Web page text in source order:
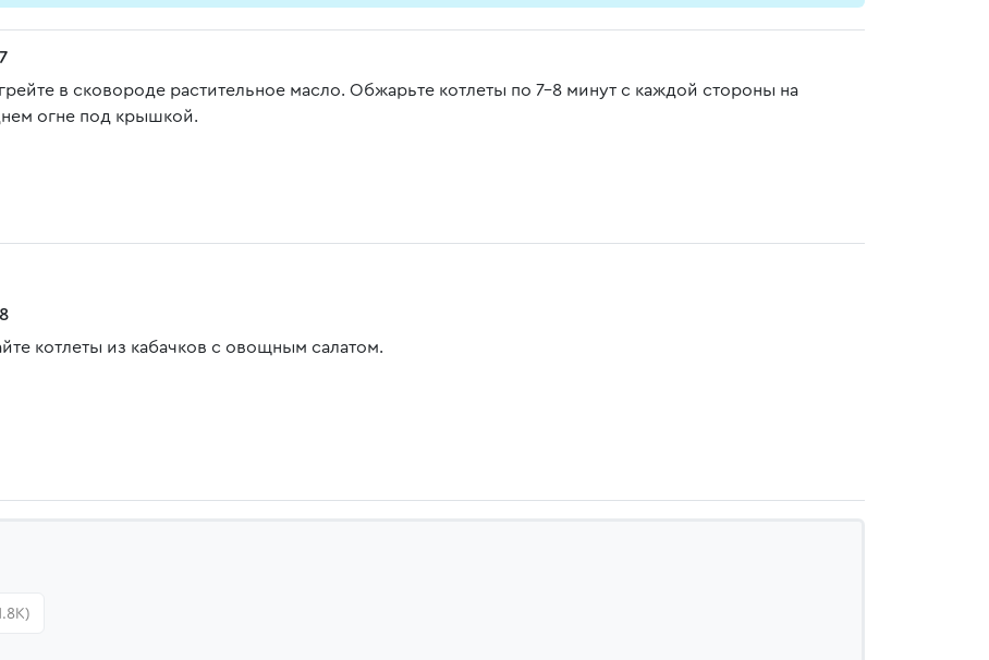
в сковороде растительное масло. Обжарьте котлеты по 7-8 минут с каждой стороны на
огне под крышкой.
котлеты из кабачков с овощным салатом.